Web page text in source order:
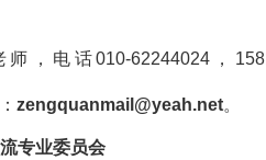
电话010-62244024，
zengquanmail@yeah.net。
专业委员会